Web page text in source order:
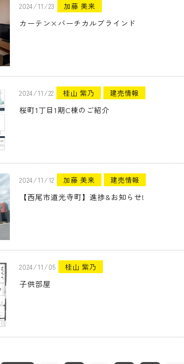
2024/11/23 加藤 美来
カーテン×バーチカルブラインド
2024/11/22 桂山 紫乃 建売情報
桜町1丁目1期C棟のご紹介
2024/11/12 加藤 美来 建売情報
【西尾市道光寺町】進捗&お知らせ!
2024/11/05 桂山 紫乃
子供部屋